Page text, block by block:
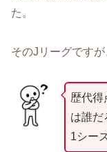
た。
そのJリーグですが
歴代得
は誰だ
1シー